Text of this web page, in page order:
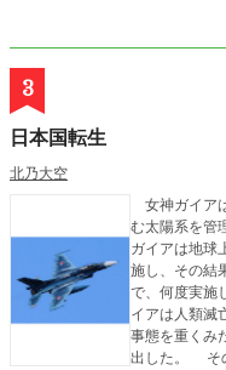
3
日本国転生
北乃大空
女神ガイア
む太陽系を管
ガイアは地球
施し、その結
で、何度実施
イアは人類滅
事態を重くみ
出した。 そ